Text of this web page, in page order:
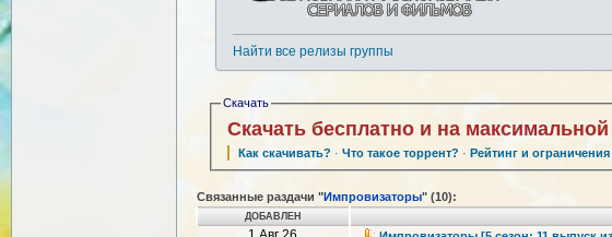
Найти все релизы группы
Скачать
Скачать бесплатно и на максимальной
Как скачивать? ·Что такое торрент? · Рейтинг и ограничения
Связанные раздачи "Импровизаторы" (10):
ДОБАВЛЕН